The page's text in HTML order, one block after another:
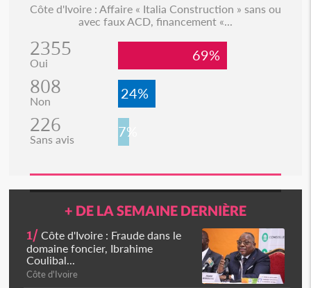
Côte d'Ivoire : Affaire « Italia Construction » sans ou
avec faux ACD, financement «...
2355
Oui 69%
808
Non 24%
226
Sans avis 7%
+ DE LA SEMAINE DERNIÈRE
1/ Côte d'Ivoire : Fraude dans le
domaine foncier, Ibrahime
Coulibal...
Côte d'Ivoire